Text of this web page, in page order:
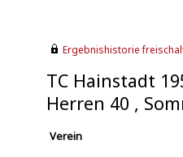
Ergebnishistorie
TC Hainstadt
Herren 40 ,
Verein